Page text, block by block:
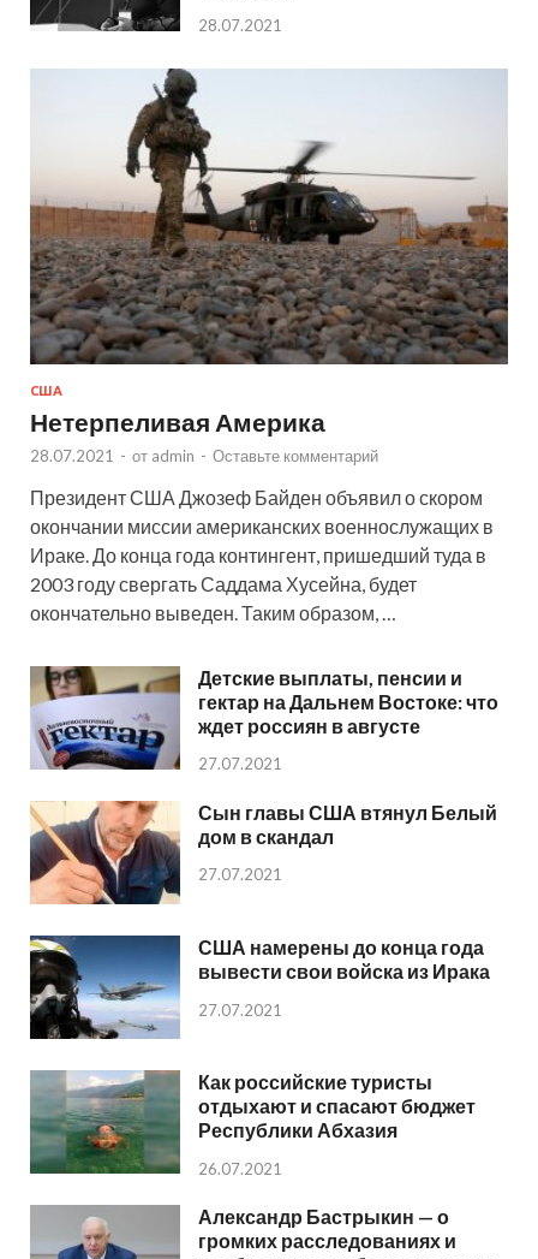
28.07.2021
США
Нетерпеливая Америка
28.07.2021 - от admin - Оставьте комментарий
Президент США Джозеф Байден объявил о скором
окончании миссии американских военнослужащих в
Ираке. До конца года контингент, пришедший туда в
2003 году свергать Саддама Хусейна, будет
окончательно выведен. Таким образом, …
Детские выплаты, пенсии и
гектар на Дальнем Востоке: что
ждет россиян в августе
27.07.2021
Сын главы США втянул Белый
дом в скандал
27.07.2021
США намерены до конца года
вывести свои войска из Ирака
27.07.2021
Как российские туристы
отдыхают и спасают бюджет
Республики Абхазия
26.07.2021
Александр Бастрыкин — о
громких расследованиях и